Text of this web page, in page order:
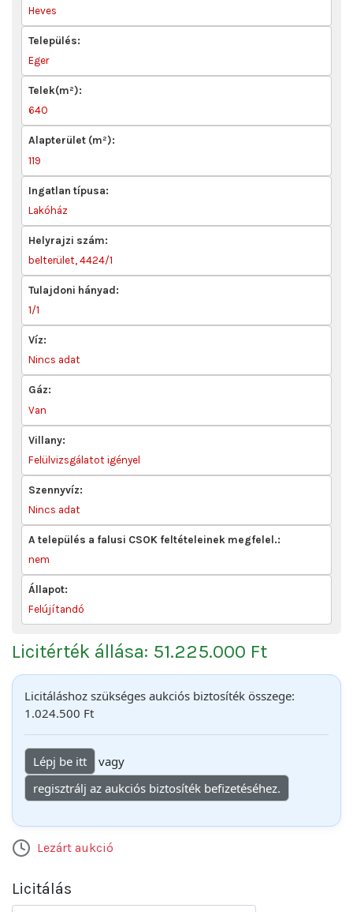
Heves
Település:
Eger
Telek(m²):
640
Alapterület (m²):
119
Ingatlan típusa:
Lakóház
Helyrajzi szám:
belterület, 4424/1
Tulajdoni hányad:
1/1
Víz:
Nincs adat
Gáz:
Van
Villany:
Felülvizsgálatot igényel
Szennyvíz:
Nincs adat
A település a falusi CSOK feltételeinek megfelel.:
nem
Állapot:
Felújítandó
Licitérték állása: 51.225.000 Ft
Licitáláshoz szükséges aukciós biztosíték összege:
1.024.500 Ft
Lépj be itt
vagy
regisztrálj az aukciós biztosíték befizetéséhez.
Lezárt aukció
Licitálás